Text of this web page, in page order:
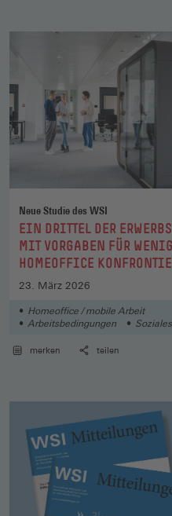
Neue Studie des WSI
:EIN DRITTEL DER
MIT VORGABEN FÜR
HOMEOFFICE
FOLGEN FÜR JOB-
23. März 2026
Homeoffice / mobile Arbeit
Arbeitsbedingungen
Soziales
merken teilen